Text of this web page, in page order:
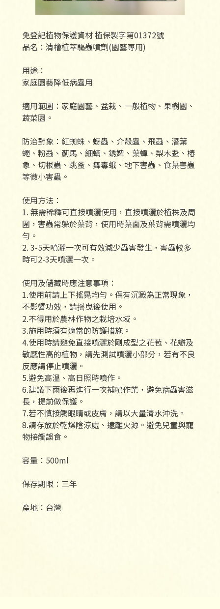
免登記植物保護資材 植保製字第01372號
品名：清檜植萃驅蟲噴劑(園藝專用)
用途：
家庭園藝降低病蟲用
適用範圍：家庭園藝、盆栽、一般植物、果樹園、
蔬菜園。
防治對象：紅蜘蛛、蚜蟲、介殼蟲、飛蝨、潛葉
蠅、粉蝨、薊馬、細蟎、銹婢、葉蟬、梨木蝨、椿
象、切根蟲、跳蚤、舞毒蛾、地下害蟲、食葉害蟲
等微小害蟲。
使用方法：
1. 無需稀釋可直接噴灑使用，直接噴灑於植株及周
圍，害蟲常躲於葉背，使用時葉面及葉背需噴灑均
勻。
2. 3-5天噴灑一次可有效減少蟲害發生，害蟲較多
時可2-3天噴灑一次。
使用及儲藏時應注意事項：
1.使用前請上下搖晃均勻。偶有沉澱為正常現象，
不影響功效，請摇曳後使用。
2.不得用於農林作物之栽培水域。
3.施用時須有適當的防護措施。
4.使用時請避免直接噴灑於剛成型之花苞、花瓣及
敏感性高的植物，請先測試噴灑小部分，若有不良
反應請停止噴灑。
5.避免高溫、高日照時噴作。
6.建議下雨後再進行一次補噴作業，避免病蟲害滋
長，提前做保護。
7.若不慎接觸眼睛或皮膚，請以大量清水沖洗。
8.請存放於乾燥陰涼處、遠離火源。避免兒童與寵
物接觸誤食。
容量：500ml
保存期限：三年
產地：台灣